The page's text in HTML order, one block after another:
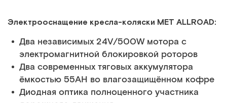
Электрооснащение кресла-коляски MET ALLROAD:
Два независимых 24V/500W мотора с
электромагнитной блокировкой роторов
Два современных тяговых аккумулятора
ёмкостью 55АН во влагозащищённом кофре
Диодная оптика полноценного участника